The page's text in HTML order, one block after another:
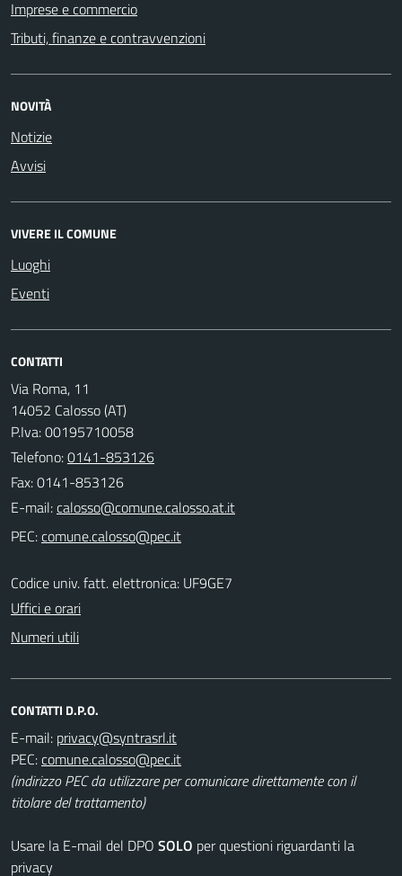
Imprese e commercio
Tributi, finanze e contravvenzioni
NOVITÀ
Notizie
Avvisi
VIVERE IL COMUNE
Luoghi
Eventi
CONTATTI
Via Roma, 11
14052 Calosso (AT)
P.Iva: 00195710058
Telefono:0141-853126
Fax: 0141-853126
E-mail:
PEC:
Codice univ. fatt. elettronica: UF9GE7
Uffici e orari
Numeri utili
CONTATTI D.P.O.
E-mail:
PEC:
(indirizzo PEC da utilizzare per comunicare direttamente con il
titolare del trattamento)
Usare la E-mail del DPO SOLO per questioni riguardanti la
privacy